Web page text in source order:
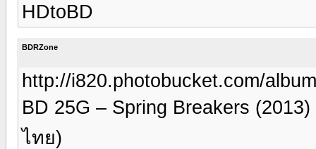
HDtoBD
BDRZone
http://i820.photobucket.com/
BD 25G – Spring Breakers
ไทย)